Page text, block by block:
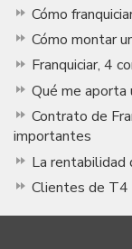
Cómo
Cómo montar
Franquiciar, 4
Qué me aporta
Contrato de
importantes
La rentabilidad
Clientes de T4